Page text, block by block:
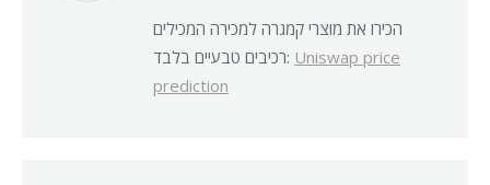
הכירו את מוצרי קמגרה למכירה המכילים
רכיבים טבעיים בלבד: Uniswap price
prediction